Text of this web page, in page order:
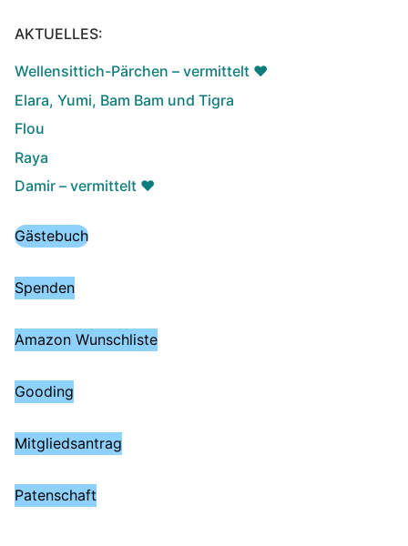
AKTUELLES:
Wellensittich-Pärchen – vermittelt ♥️
Elara, Yumi, Bam Bam und Tigra
Flou
Raya
Damir – vermittelt ♥️
Gästebuch
Spenden
Amazon Wunschliste
Gooding
Mitgliedsantrag
Patenschaft